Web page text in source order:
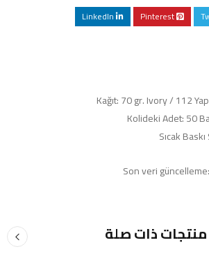
Pinterest
LinkedIn
Kağıt: 70 gr. Ivory / 112
Kolideki Adet: 50
Sıcak
Son veri
منتجات ذات صلة